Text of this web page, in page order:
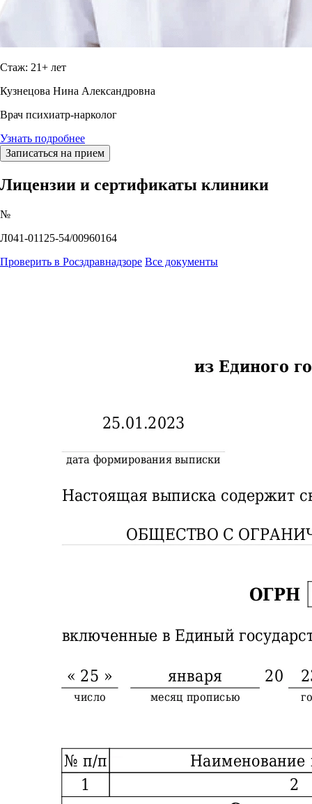
Стаж: 21+ лет
Кузнецова Нина Александровна
Врач психиатр-нарколог
Узнать подробнее
Записаться на прием
Лицензии и сертификаты клиники
№
Л041-01125-54/00960164
Проверить в Росздравнадзоре Все документы